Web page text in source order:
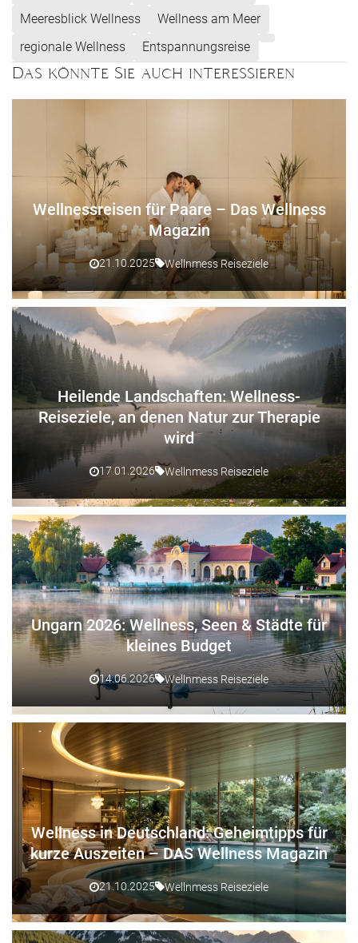
Meeresblick Wellness
Wellness am Meer
regionale Wellness
Entspannungsreise
Das könnte Sie auch interessieren
Wellnessreisen für Paare – Das Wellness
Magazin
21.10.2025 Wellnmess Reiseziele
Heilende Landschaften: Wellness-
Reiseziele, an denen Natur zur Therapie
wird
17.01.2026 Wellnmess Reiseziele
Ungarn 2026: Wellness, Seen & Städte für
kleines Budget
14.06.2026 Wellnmess Reiseziele
Wellness in Deutschland: Geheimtipps für
kurze Auszeiten – DAS Wellness Magazin
21.10.2025 Wellnmess Reiseziele